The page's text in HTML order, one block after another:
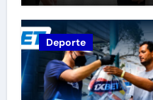
Deporte